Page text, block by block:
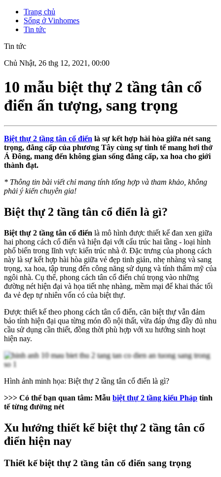
Trang chủ
Sống ở Vinhomes
Tin tức
Tin tức
Chủ Nhật, 26 thg 12, 2021, 00:00
10 mẫu biệt thự 2 tầng tân cổ
điển ấn tượng, sang trọng
Biệt thự 2 tầng tân cổ điển là sự kết hợp hài hòa giữa nét sang
trọng, đẳng cấp của phương Tây cùng sự tinh tế mang hơi thở
Á Đông, mang đến không gian sống đẳng cấp, xa hoa cho giới
thành đạt.
* Thông tin bài viết chỉ mang tính tổng hợp và tham khảo, không
phải ý kiến chuyên gia!
Biệt thự 2 tầng tân cổ điển là gì?
Biệt thự 2 tầng tân cổ điển là mô hình được thiết kế đan xen giữa
hai phong cách cổ điển và hiện đại với cấu trúc hai tầng - loại hình
phổ biến trong lĩnh vực kiến trúc nhà ở. Đặc trưng của phong cách
này là sự kết hợp hài hòa giữa vẻ đẹp tinh giản, nhẹ nhàng và sang
trọng, xa hoa, tập trung đến công năng sử dụng và tính thẩm mỹ của
ngôi nhà. Cụ thể, phong cách tân cổ điển chú trọng vào những
đường nét hiện đại và họa tiết nhẹ nhàng, mềm mại để khai thác tối
đa vẻ đẹp tự nhiên vốn có của biệt thự.
Được thiết kế theo phong cách tân cổ điển, căn biệt thự vẫn đảm
bảo tính hiện đại qua từng món đồ nội thất, vừa đáp ứng đầy đủ nhu
cầu sử dụng cần thiết, đồng thời phù hợp với xu hướng sinh hoạt
hiện nay.
Hình ảnh minh họa: Biệt thự 2 tầng tân cổ điển là gì?
>>> Có thể bạn quan tâm: Mẫu biệt thự 2 tầng kiểu Pháp tinh
tế từng đường nét
Xu hướng thiết kế biệt thự 2 tầng tân cổ
điển hiện nay
Thiết kế biệt thự 2 tầng tân cổ điển sang trọng